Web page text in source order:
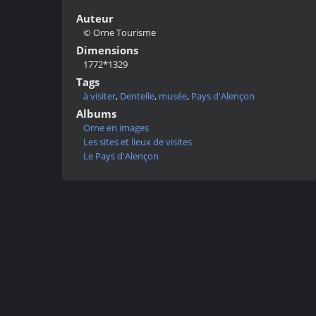
Auteur
© Orne Tourisme
Dimensions
1772*1329
Tags
à visiter, Dentelle, musée, Pays d'Alençon
Albums
Orne en images
Les sites et lieux de visites
Le Pays d'Alençon